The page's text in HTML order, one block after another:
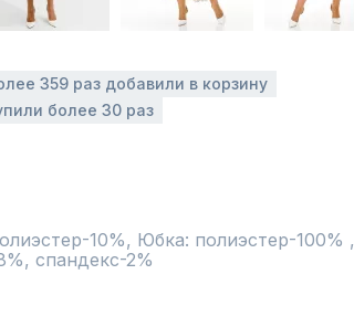
359 раз добавили в корзину
более 30 раз
10%, Юбка: полиэстер-100% ,
спандекс-2%